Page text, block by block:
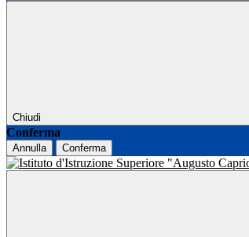
Chiudi
Conferma
Annulla Conferma